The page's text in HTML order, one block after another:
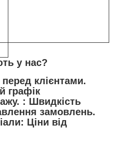
у нас?
перед клієнтами.
графік
: Швидкість
замовлень.
Ціни від